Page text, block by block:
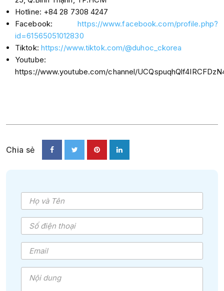
Hotline: +84 28 7308 4247
Facebook:https://www.facebook.com/profile.php?
id=61565051012830
Tiktok: https://www.tiktok.com/@duhoc_ckorea
Youtube:
https://www.youtube.com/channel/
Chia sẻ